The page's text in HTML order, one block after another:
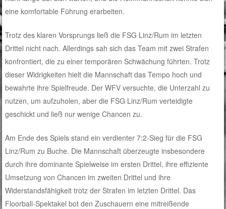
eine komfortable Führung erarbeiten.
Trotz des klaren Vorsprungs ließ die FSG Linz/Rum im letzten
Drittel nicht nach. Allerdings sah sich das Team mit zwei Strafen
konfrontiert, die zu einer temporären Schwächung führten. Trotz
dieser Widrigkeiten hielt die Mannschaft das Tempo hoch und
bewahrte ihre Spielfreude. Der WFV versuchte, die Unterzahl zu
nutzen, um aufzuholen, aber die FSG Linz/Rum verteidigte
geschickt und ließ nur wenige Chancen zu.
Am Ende des Spiels stand ein verdienter 7:2-Sieg für die FSG
Linz/Rum zu Buche. Die Mannschaft überzeugte insbesondere
durch ihre dominante Spielweise im ersten Drittel, ihre effiziente
Umsetzung von Chancen im zweiten Drittel und ihre
Widerstandsfähigkeit trotz der Strafen im letzten Drittel. Das
Floorball-Spektakel bot den Zuschauern eine mitreißende